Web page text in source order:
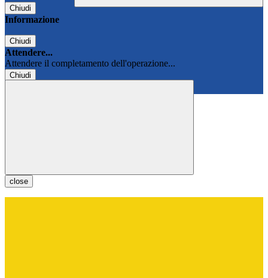
Chiudi
Informazione
Chiudi
Attendere...
Attendere il completamento dell'operazione...
Chiudi
close